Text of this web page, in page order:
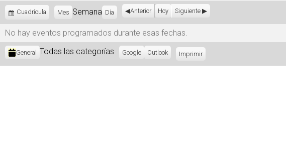
Ver
Cuadrícula Mes Semana Día Anterior Hoy Siguiente
No hay eventos programados durante esas fechas.
Categorías
General Todas las categorías
Subscribe
Google
Subscribe
Outlook ImprimirVistas